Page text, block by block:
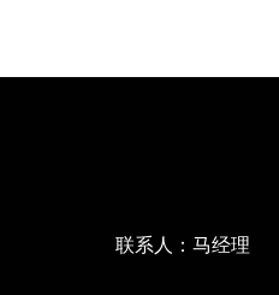
联系人：马经理